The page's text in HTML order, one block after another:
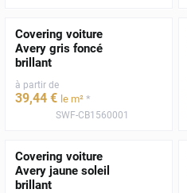
Covering voiture
Avery gris foncé
brillant
à partir de
39,44 € le m² *
SWF-CB1560001
Covering voiture
Avery jaune soleil
brillant